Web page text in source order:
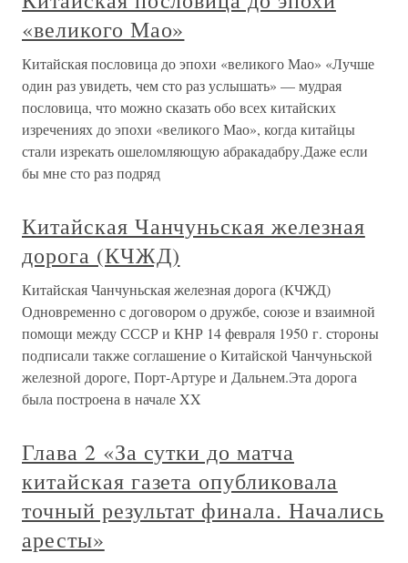
«великого Мао»
Китайская пословица до эпохи «великого Мао» «Лучше
один раз увидеть, чем сто раз услышать» — мудрая
пословица, что можно сказать обо всех китайских
изречениях до эпохи «великого Мао», когда китайцы
стали изрекать ошеломляющую абракадабру.Даже если
бы мне сто раз подряд
Китайская Чанчуньская железная
дорога (КЧЖД)
Китайская Чанчуньская железная дорога (КЧЖД)
Одновременно с договором о дружбе, союзе и взаимной
помощи между СССР и КНР 14 февраля 1950 г. стороны
подписали также соглашение о Китайской Чанчуньской
железной дороге, Порт-Артуре и Дальнем.Эта дорога
была построена в начале XX
Глава 2 «За сутки до матча
китайская газета опубликовала
точный результат финала. Начались
аресты»